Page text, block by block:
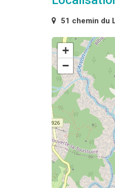
51 chemin du
+
−